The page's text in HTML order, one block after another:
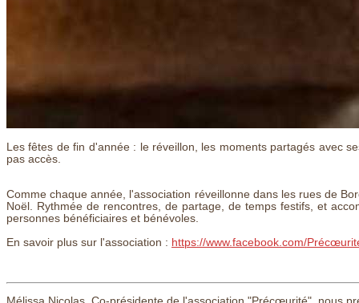
Les fêtes de fin d'année : le réveillon, les moments partagés avec
pas accès.
Comme chaque année, l'association réveillonne dans les rues de
Noël. Rythmée de rencontres, de partage, de temps festifs, et
personnes bénéficiaires et bénévoles.
En savoir plus sur l'association : https://www.facebook.com/